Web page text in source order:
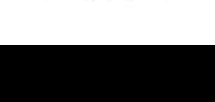
de conducción emocionante y
en cada paso de tu búsqueda!